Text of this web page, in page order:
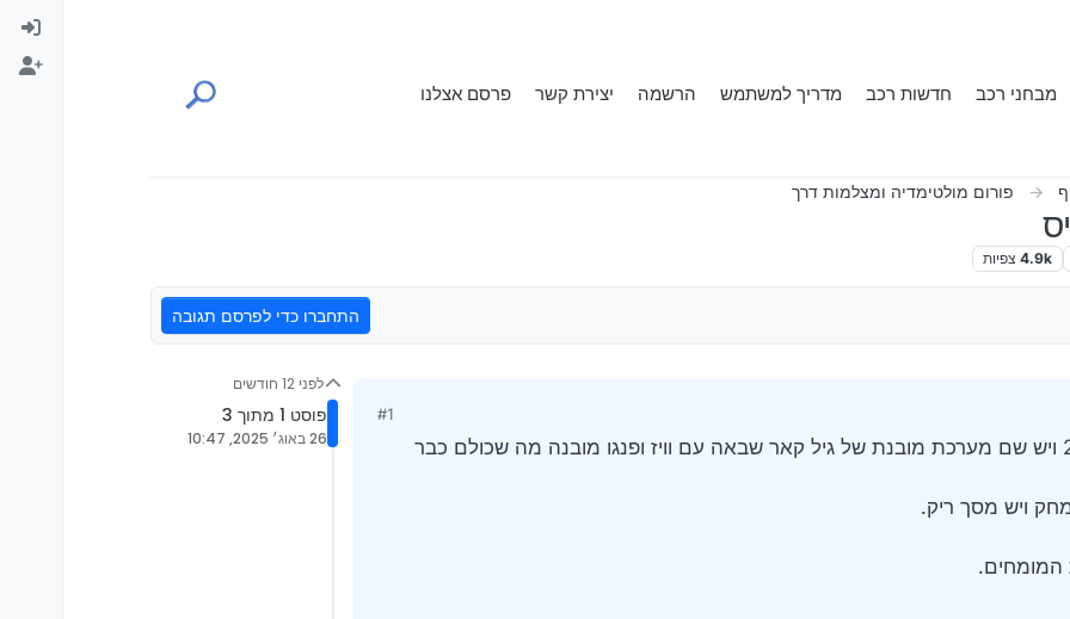
מבחני רכב חדשות רכב מדריך למשתמש הרשמה יצירת קשר פרסם אצלנו
פורום מולטימדיה ומצלמות דרך
4.9k צפיות
התחברו כדי לפרסם תגובה
#1
שלום לכולם יש לי טיוטה אוריס 2017 ויש שם מערכת מובנת של גיל קאר שבאה עם וויז ופנגו מובנה מה שכולם כבר
ויש מסך ריק.
המומחים.
לפני 12 חודשים
פוסט 1 מתוך 3
26 באוג׳ 2025, 10:47